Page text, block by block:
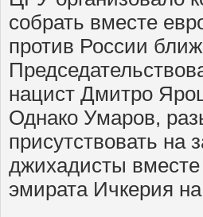
собрать вместе
против России
нацист Дмитро
Однако Умаров,
присутствовать на
джихадисты вместе
эмирата Ичкерия